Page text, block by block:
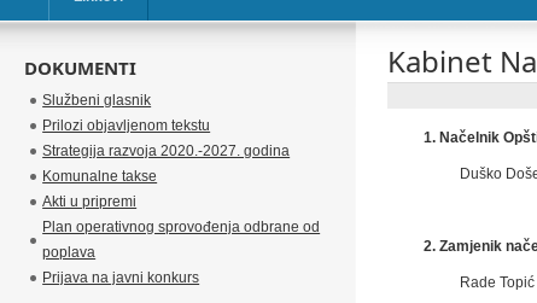
Kabinet
1. Načelnik
Duško
2. Zamjenik
Rade Topić
DOKUMENTI
Službeni glasnik
Prilozi objavljenom tekstu
Strategija razvoja 2020.-2027. godina
Komunalne takse
Akti u pripremi
Plan operativnog sprovođenja odbrane od
poplava
Prijava na javni konkurs